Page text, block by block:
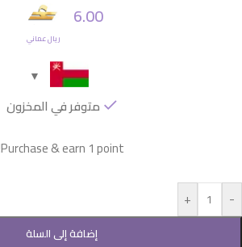
6.00
ريال عماني
متوفر في المخزون
Purchase & earn 1 point!
-
+
إضافة إلى السلة